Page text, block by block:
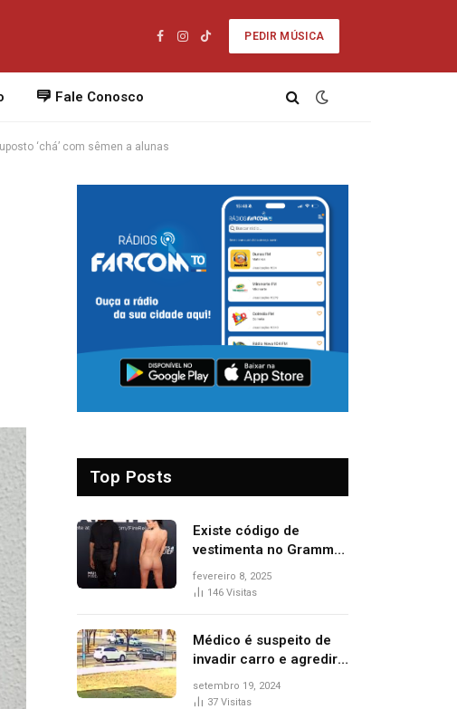
Facebook
Instagram
TikTok
PEDIR MÚSICA
Fale Conosco
‘chá’ com sêmen a alunas
Top Posts
Existe código de
vestimenta no Grammy?
Questionamento surgiu
após Bianca Censori,
premiação
fevereiro 8, 2025
146 Visitas
Médico é suspeito de
invadir carro e agredir
delegado aposentado
durante confusão no
setembro 19, 2024
37 Visitas